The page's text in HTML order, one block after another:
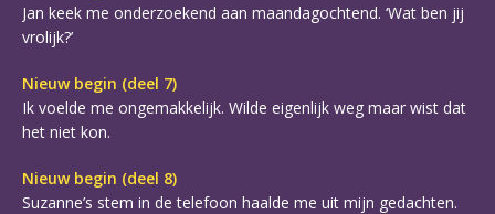
Jan keek me onderzoekend aan maandagochtend. ‘Wat ben jij
vrolijk?’
Nieuw begin (deel 7)
Ik voelde me ongemakkelijk. Wilde eigenlijk weg maar wist dat
het niet kon.
Nieuw begin (deel 8)
Suzanne’s stem in de telefoon haalde me uit mijn gedachten.